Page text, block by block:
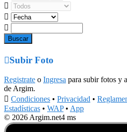



Subir Foto
Registrate o Ingresa para subir fotos y
de Argim.
 Condiciones • Privacidad •
Estadísticas • WAP• App
© 2026 Argim.net4 ms